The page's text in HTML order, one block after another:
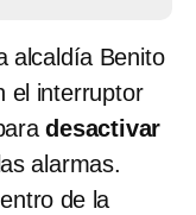
alcaldía Benito
el interruptor
desactivar
alarmas.
de la